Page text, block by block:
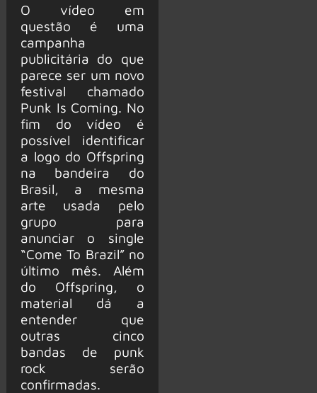
O vídeo em
questão é uma
campanha
publicitária do que
parece ser um novo
festival chamado
Punk Is Coming. No
fim do vídeo é
possível identificar
a logo do Offspring
na bandeira do
Brasil, a mesma
arte usada pelo
grupo para
anunciar o single
“Come To Brazil” no
último mês. Além
do Offspring, o
material dá a
entender que
outras cinco
bandas de punk
rock serão
confirmadas.